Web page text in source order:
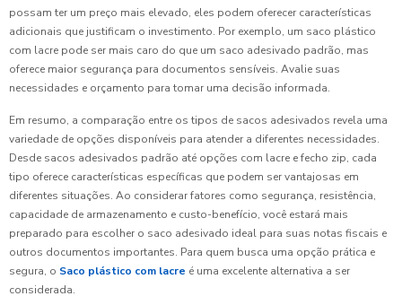
possam ter um preço mais elevado, eles podem oferecer características
adicionais que justificam o investimento. Por exemplo, um saco plástico
com lacre pode ser mais caro do que um saco adesivado padrão, mas
oferece maior segurança para documentos sensíveis. Avalie suas
necessidades e orçamento para tomar uma decisão informada.
Em resumo, a comparação entre os tipos de sacos adesivados revela uma
variedade de opções disponíveis para atender a diferentes necessidades.
Desde sacos adesivados padrão até opções com lacre e fecho zip, cada
tipo oferece características específicas que podem ser vantajosas em
diferentes situações. Ao considerar fatores como segurança, resistência,
capacidade de armazenamento e custo-benefício, você estará mais
preparado para escolher o saco adesivado ideal para suas notas fiscais e
outros documentos importantes. Para quem busca uma opção prática e
segura, o Saco plástico com lacre é uma excelente alternativa a ser
considerada.